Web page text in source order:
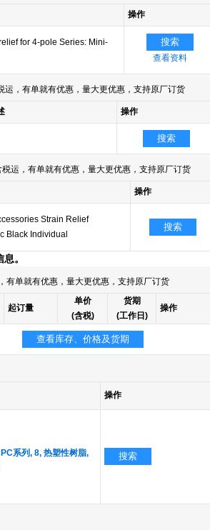
操作
for 4-pole Series: Mini-
搜索
查看资料
，有单就有优惠，量大更优惠，支持原厂订货
操作
搜索
运，有单就有优惠，量大更优惠，支持原厂订货
操作
Strain Relief
Black Individual
搜索
。
单就有优惠，量大更优惠，支持原厂订货
起订量
单价
(含税)
货期
(工作日)
操作
查看库存、价格及货期
操作
系列, 8, 热塑性树脂,
搜索